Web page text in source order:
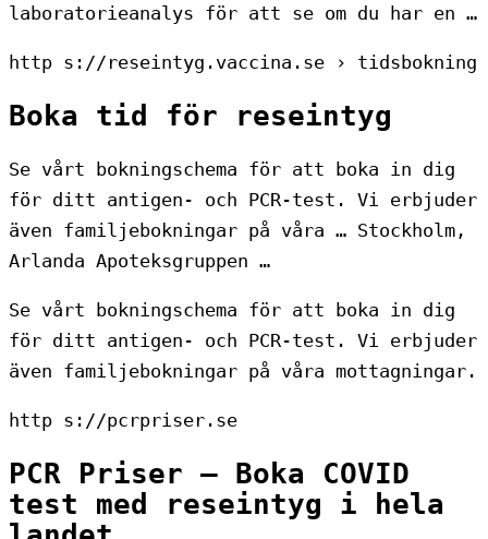
laboratorieanalys för att se om du har en …
http s://reseintyg.vaccina.se › tidsbokning
Boka tid för reseintyg
Se vårt bokningschema för att boka in dig
för ditt antigen- och PCR-test. Vi erbjuder
även familjebokningar på våra … Stockholm,
Arlanda Apoteksgruppen …
Se vårt bokningschema för att boka in dig
för ditt antigen- och PCR-test. Vi erbjuder
även familjebokningar på våra mottagningar.
http s://pcrpriser.se
PCR Priser – Boka COVID
test med reseintyg i hela